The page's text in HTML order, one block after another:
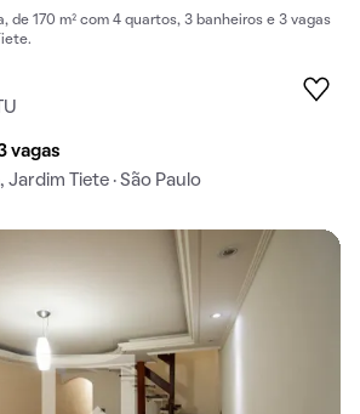
de 170 m² com 4 quartos, 3 banheiros e 3 vagas
vagas
Jardim Tiete · São Paulo